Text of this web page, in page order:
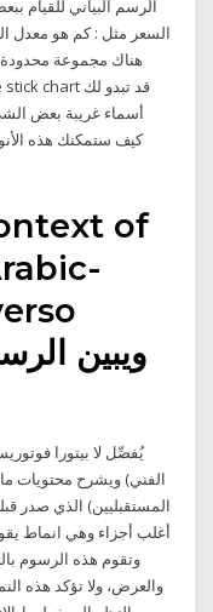
الرسم البياني للقيام
السعر مثل : كم هو معدل
هناك مجموعة
أسماء غريبة بعض
كيف ستمكنك هذه
of
يُفصِّل لا بيتورا
الفني) ويشرح محتويات
المستقبليين) الذي صدر
أغلب أجزاء وهي انماط
وتقوم هذه الرسوم
والعرض، ولا تؤكد هذه